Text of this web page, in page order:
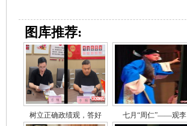
图库推荐:
树立正确政绩观，答好 七月“周仁”——观李